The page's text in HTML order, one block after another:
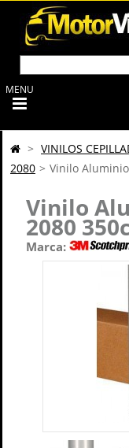
MENU
> VINILOS
2080 > Vinilo
Vinilo
2080
Marca: